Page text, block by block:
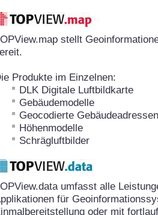
stellt
Produkte im Einzelnen:
DLK Digitale Luftbildkarte
Gebäudemodelle
Geocodierte Gebäudeadressen
Höhenmodelle
Schrägluftbilder
umfasst alle
für
oder mit